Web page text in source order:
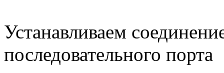
Устанавливаем
последовательного порта